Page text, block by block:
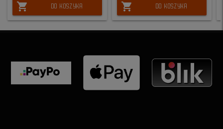
shopping_cart DO KOSZYKA shopping_cart DO KOSZYKA